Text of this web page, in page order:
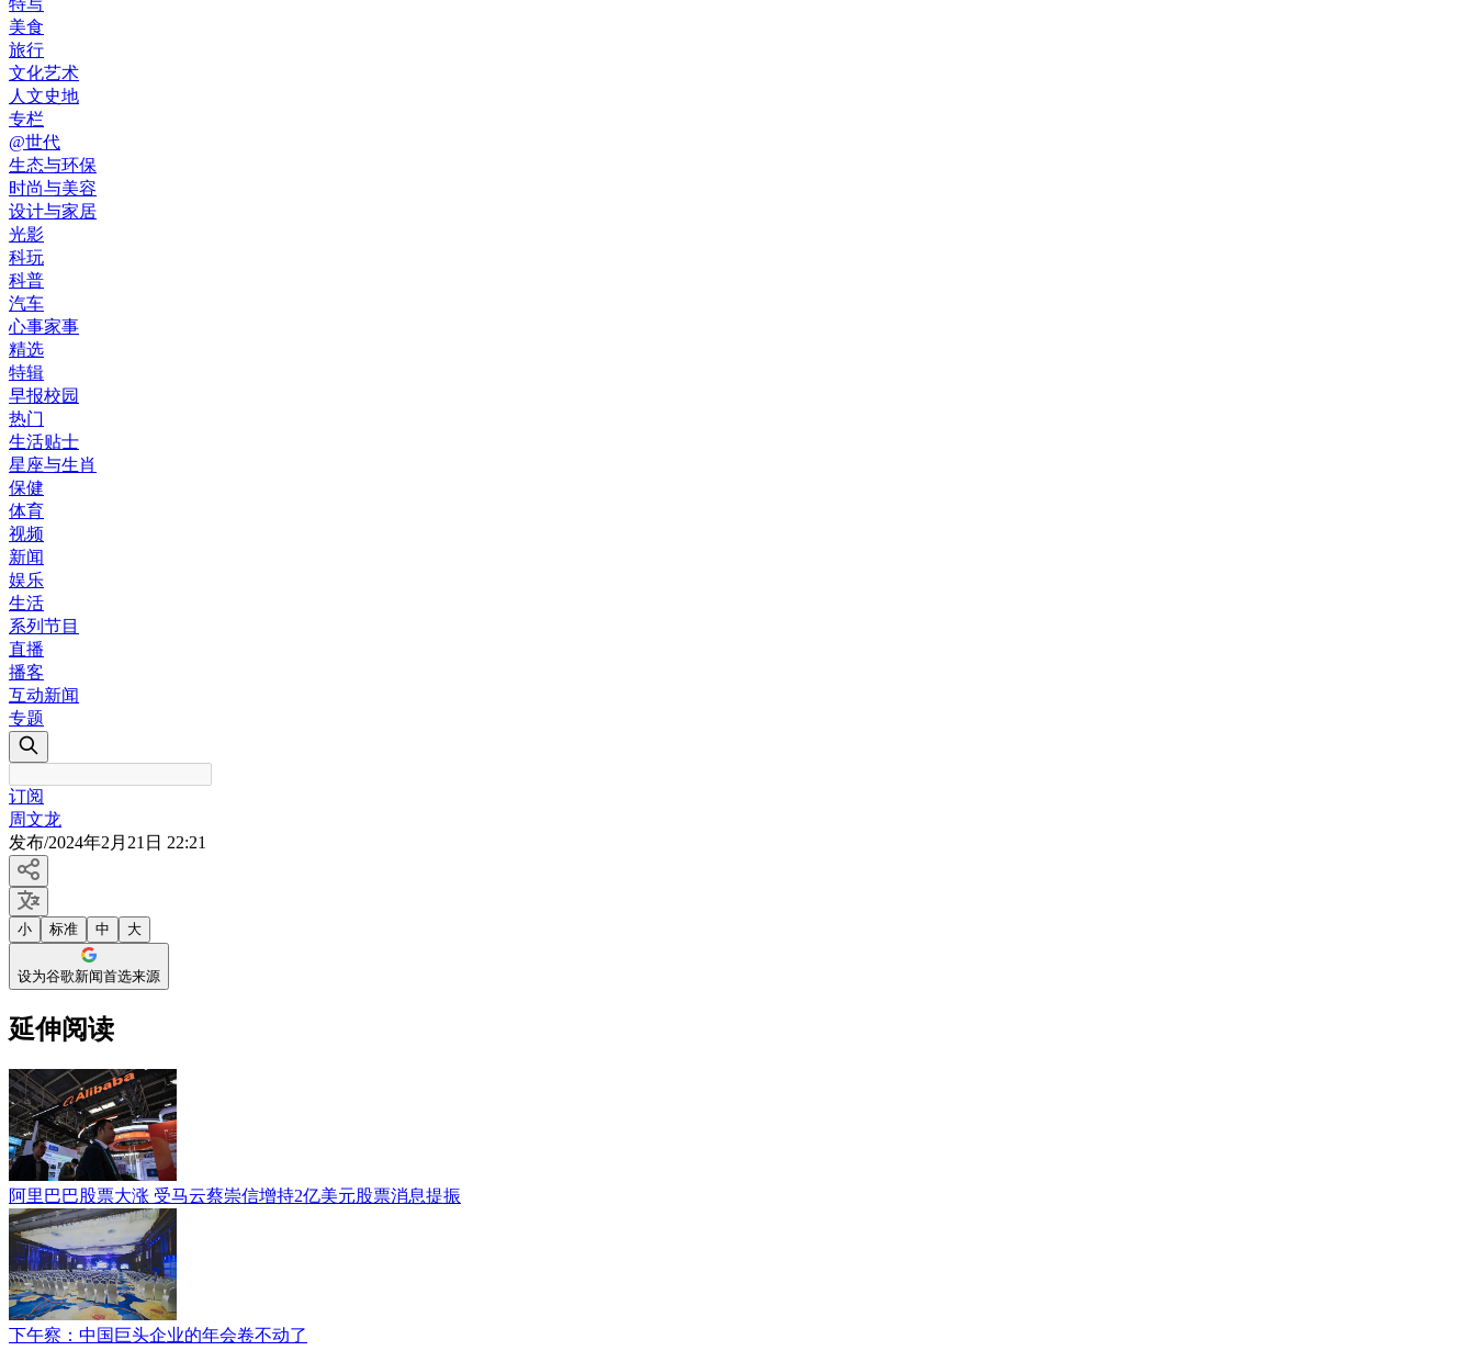
特写
美食
旅行
文化艺术
人文史地
专栏
@世代
生态与环保
时尚与美容
设计与家居
光影
科玩
科普
汽车
心事家事
精选
特辑
早报校园
热门
生活贴士
星座与生肖
保健
体育
视频
新闻
娱乐
生活
系列节目
直播
播客
互动新闻
专题
订阅
周文龙
发布/2024年2月21日 22:21
小 标准 中 大
设为谷歌新闻首选来源
延伸阅读
阿里巴巴股票大涨 受马云蔡崇信增持2亿美元股票消息提振
下午察：中国巨头企业的年会卷不动了